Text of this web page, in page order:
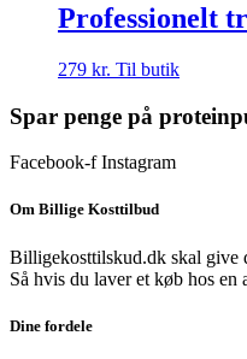
Professionelt
279 kr. Til butik
Spar penge på
Facebook-f Instagram
Om Billige Kosttilbud
Billigekosttilskud.dk skal give
Så hvis du laver et køb hos en
Dine fordele